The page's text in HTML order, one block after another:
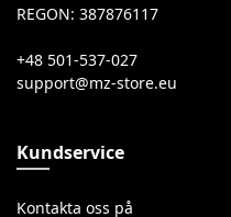
REGON: 387876117
+48 501-537-027
Kundservice
Kontakta oss på